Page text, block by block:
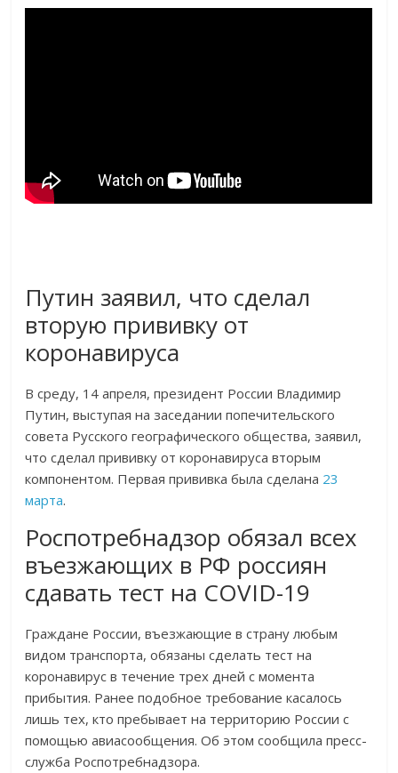
Путин заявил, что сделал
вторую прививку от
коронавируса
В среду, 14 апреля, президент России Владимир
Путин, выступая на заседании попечительского
совета Русского географического общества, заявил,
что сделал прививку от коронавируса вторым
компонентом. Первая прививка была сделана 23
марта.
Роспотребнадзор обязал всех
въезжающих в РФ россиян
сдавать тест на COVID-19
Граждане России, въезжающие в страну любым
видом транспорта, обязаны сделать тест на
коронавирус в течение трех дней с момента
прибытия. Ранее подобное требование касалось
лишь тех, кто пребывает на территорию России с
помощью авиасообщения. Об этом сообщила пресс-
служба Роспотребнадзора.